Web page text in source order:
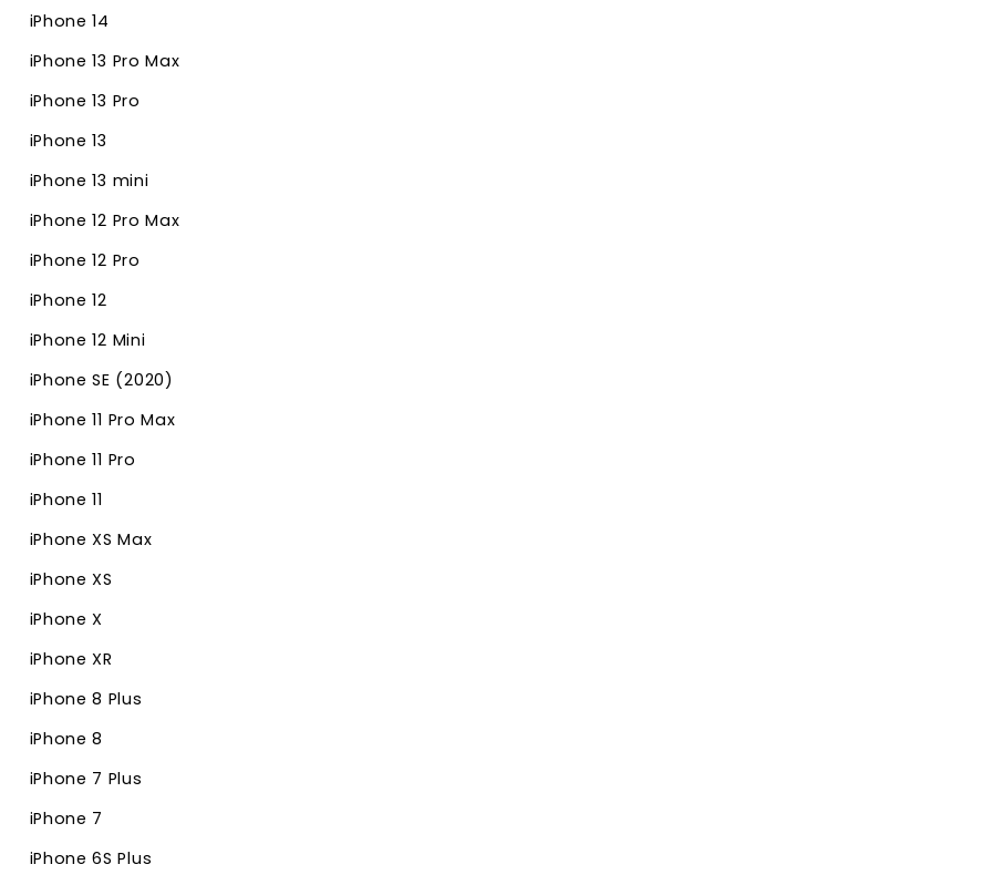
iPhone 14
iPhone 13 Pro Max
iPhone 13 Pro
iPhone 13
iPhone 13 mini
iPhone 12 Pro Max
iPhone 12 Pro
iPhone 12
iPhone 12 Mini
iPhone SE (2020)
iPhone 11 Pro Max
iPhone 11 Pro
iPhone 11
iPhone XS Max
iPhone XS
iPhone X
iPhone XR
iPhone 8 Plus
iPhone 8
iPhone 7 Plus
iPhone 7
iPhone 6S Plus